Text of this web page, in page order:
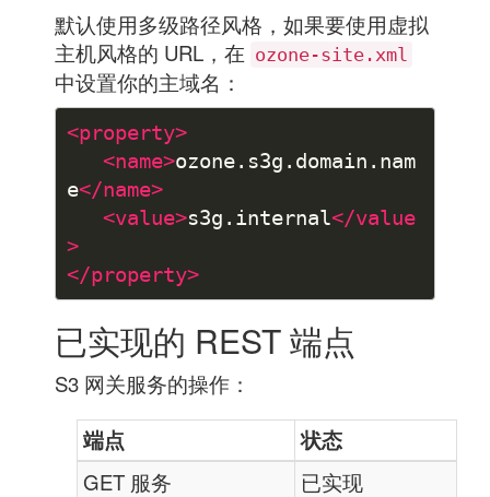
默认使用多级路径风格，如果要使用虚拟
主机风格的 URL，在 ozone-site.xml
中设置你的主域名：
<property>
<name>ozone.s3g.domain.nam
e</name>
<value>s3g.internal</value
>
</property>
已实现的 REST 端点
S3 网关服务的操作：
端点 状态
GET 服务 已实现